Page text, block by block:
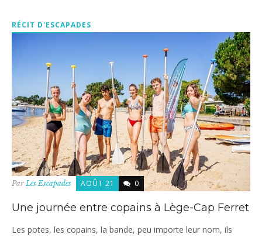
RÉCIT D'ESCAPADES
Par Les Escapades AOÛT 21 0
Une journée entre copains à Lège-Cap Ferret
Les potes, les copains, la bande, peu importe leur nom, ils